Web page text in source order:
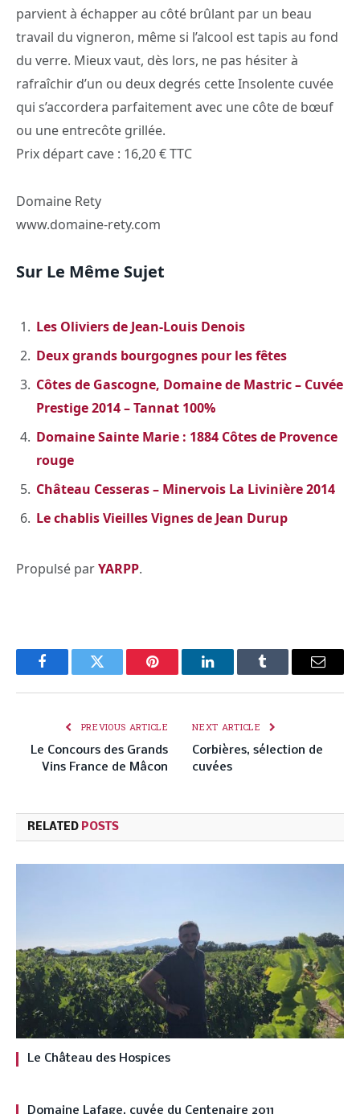
parvient à échapper au côté brûlant par un beau
travail du vigneron, même si l’alcool est tapis au fond
du verre. Mieux vaut, dès lors, ne pas hésiter à
rafraîchir d’un ou deux degrés cette Insolente cuvée
qui s’accordera parfaitement avec une côte de bœuf
ou une entrecôte grillée.
Prix départ cave : 16,20 € TTC
Domaine Rety
www.domaine-rety.com
Sur Le Même Sujet
Les Oliviers de Jean-Louis Denois
Deux grands bourgognes pour les fêtes
Côtes de Gascogne, Domaine de Mastric – Cuvée
Prestige 2014 – Tannat 100%
Domaine Sainte Marie : 1884 Côtes de Provence
rouge
Château Cesseras – Minervois La Livinière 2014
Le chablis Vieilles Vignes de Jean Durup
Propulsé parYARPP.
FacebookTwitter Pinterest LinkedInTumblr Email
PREVIOUS ARTICLE
Le Concours des Grands
Vins France de Mâcon
NEXT ARTICLE
Corbières, sélection de
cuvées
RELATED POSTS
Le Château des Hospices
Domaine Lafage, cuvée du Centenaire 2011